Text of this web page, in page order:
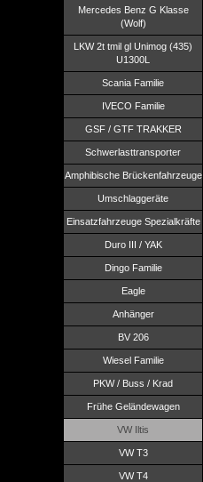
Mercedes Benz G Klasse
(Wolf)
LKW 2t tmil gl Unimog (435)
U1300L
Scania Familie
IVECO Familie
GSF / GTF TRAKKER
Schwerlasttransporter
Amphibische Brückenfahrzeuge
Umschlaggeräte
Einsatzfahrzeuge Spezialkräfte
Duro III / YAK
Dingo Familie
Eagle
Anhänger
BV 206
Wiesel Familie
PKW / Buss / Krad
Frühe Geländewagen
VW Iltis
VW T3
VW T4